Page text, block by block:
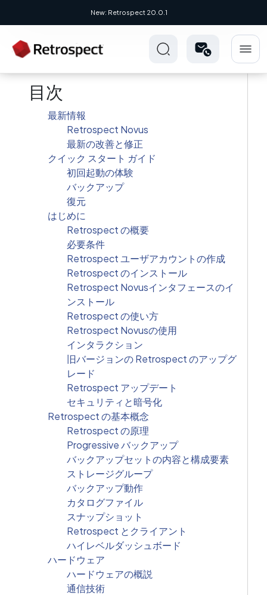
New: Retrospect 20.0.1
目次
最新情報
Retrospect Novus
最新の改善と修正
クイック スタート ガイド
初回起動の体験
バックアップ
復元
はじめに
Retrospect の概要
必要条件
Retrospect ユーザアカウントの作成
Retrospect のインストール
Retrospect Novusインタフェースのイ
ンストール
Retrospect の使い方
Retrospect Novusの使用
インタラクション
旧バージョンの Retrospect のアップグ
レード
Retrospect アップデート
セキュリティと暗号化
Retrospect の基本概念
Retrospect の原理
Progressive バックアップ
バックアップセットの内容と構成要素
ストレージグループ
バックアップ動作
カタログファイル
スナップショット
Retrospect とクライアント
ハイレベルダッシュボード
ハードウェア
ハードウェアの概説
通信技術